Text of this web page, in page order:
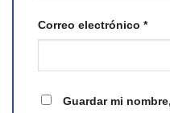
Correo electrónico *
Guardar mi